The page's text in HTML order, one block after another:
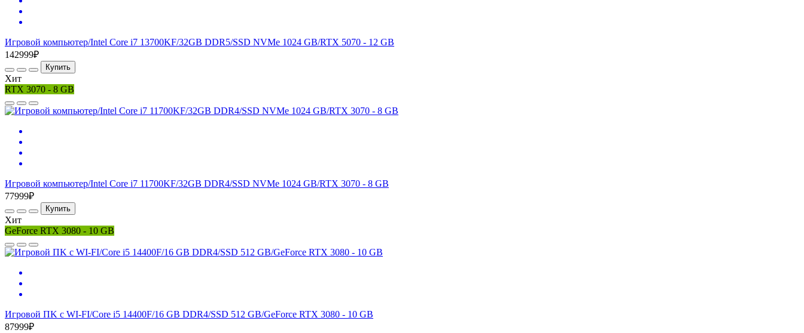
Игровой компьютер/Intel Core i7 13700KF/32GB DDR5/SSD NVMe 1024 GB/RTX 5070 - 12 GB
142999₽
Купить
Хит
RTX 3070 - 8 GB
Игровой компьютер/Intel Core i7 11700KF/32GB DDR4/SSD NVMe 1024 GB/RTX 3070 - 8 GB
77999₽
Купить
Хит
GeForce RTX 3080 - 10 GB
Игровой ПK с WI-FI/Core i5 14400F/16 GB DDR4/SSD 512 GB/GeForce RTX 3080 - 10 GB
87999₽